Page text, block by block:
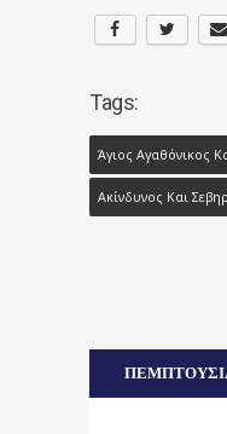
Tags:
Άγιος Αγαθόνικος
Ακίνδυνος Και